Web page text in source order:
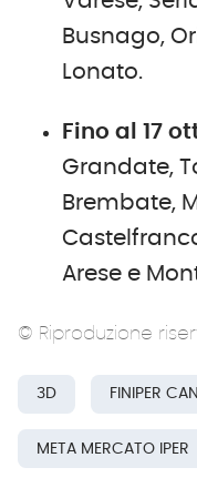
Busnago,
Lonato.
Fino al 17
Grandate,
Brembate,
Arese e
© Riproduzione
3D FINIPER
META MERCATO IPER